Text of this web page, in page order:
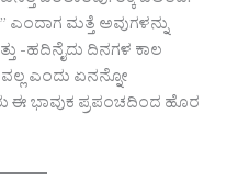
ಎಂದಾಗ ಮತ್ತೆ ಅವುಗಳನ್ನು
-ಹದಿನೈದು ದಿನಗಳ ಕಾಲ
ಎಂದು ಏನನ್ನೋ
ಈ ಭಾವುಕ ಪ್ರಪಂಚದಿಂದ ಹೊರ